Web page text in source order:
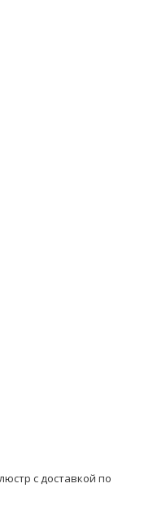
с доставкой по